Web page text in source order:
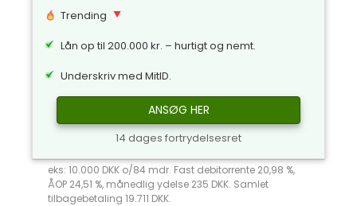
Trending
Lån op til 200.000 kr. – hurtigt og nemt.
Underskriv med MitID.
ANSØG HER
14 dages fortrydelsesret
eks: 10.000 DKK o/84 mdr. Fast debitorrente 20,98 %,
ÅOP 24,51 %, månedlig ydelse 235 DKK. Samlet
tilbagebetaling 19.711 DKK.